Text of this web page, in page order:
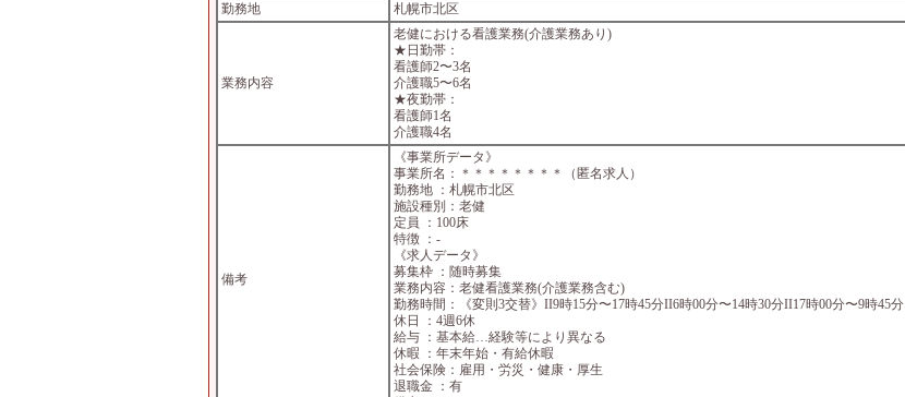
勤務地
札幌市北区
業務内容
老健における看護業務(介護業務あり)
★日勤帯：
看護師2〜3名
介護職5〜6名
★夜勤帯：
看護師1名
介護職4名
備考
《事業所データ》
事業所名：＊＊＊＊＊＊＊＊（匿名求人）
勤務地 ：札幌市北区
施設種別：老健
定員 ：100床
特徴 ：-
《求人データ》
募集枠 ：随時募集
業務内容：老健看護業務(介護業務含む)
勤務時間：《変則3交替》II9時15分〜17時45分II6時00分〜14時30分II17時00分〜9時45分
休日 ：4週6休
給与 ：基本給…経験等により異なる
休暇 ：年末年始・有給休暇
社会保険：雇用・労災・健康・厚生
退職金 ：有